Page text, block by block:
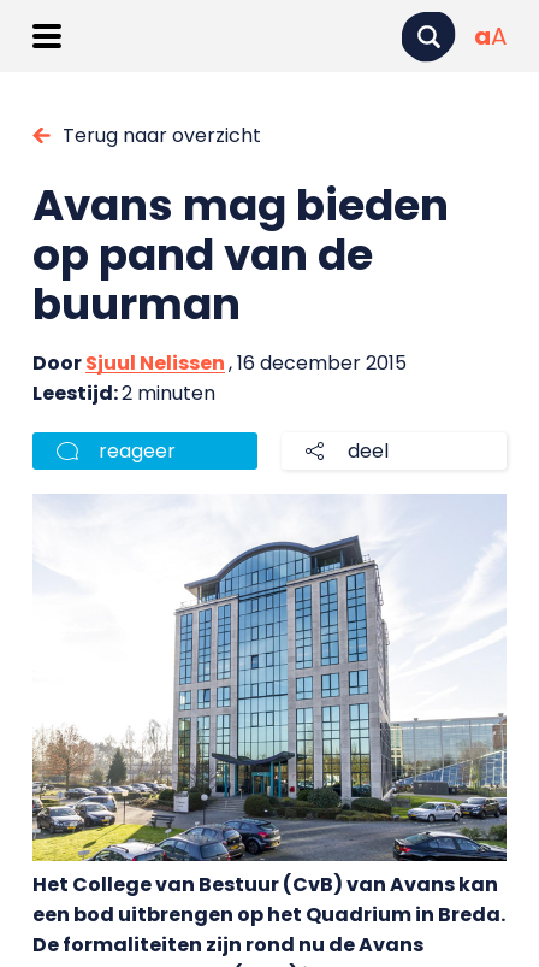
aA
Terug naar overzicht
Avans mag bieden
op pand van de
buurman
DoorSjuul Nelissen, 16 december 2015
Leestijd:2 minuten
reageer deel
Het College van Bestuur (CvB) van Avans kan
een bod uitbrengen op het Quadrium in Breda.
De formaliteiten zijn rond nu de Avans